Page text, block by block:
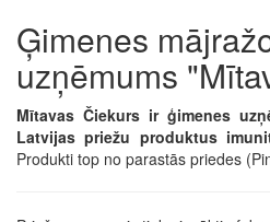
Ģimenes
uzņēmums
Mītavas Čiekurs ir ģimenes
Latvijas priežu produktus
Produkti top no parastās priedes